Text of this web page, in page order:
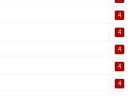
4
4
4
4
4